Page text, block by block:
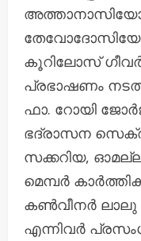
കൂറിലോസ്
പ്രഭാഷണം
ഫാ. റോയി
ഭദ്രാസന
സക്കറിയ,
മെമ്പർ
കൺവീനർ ലാലു
എന്നിവർ